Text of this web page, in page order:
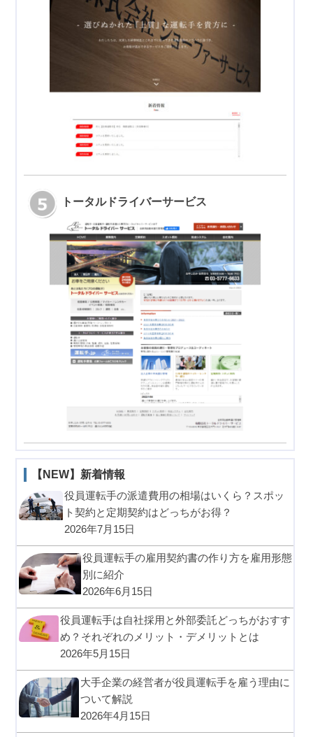
トータルドライバーサービス
【NEW】新着情報
役員運転手の派遣費用の相場はいくら？スポッ
ト契約と定期契約はどっちがお得？
2026年7月15日
役員運転手の雇用契約書の作り方を雇用形態
別に紹介
2026年6月15日
役員運転手は自社採用と外部委託どっちがおすす
め？それぞれのメリット・デメリットとは
2026年5月15日
大手企業の経営者が役員運転手を雇う理由に
ついて解説
2026年4月15日